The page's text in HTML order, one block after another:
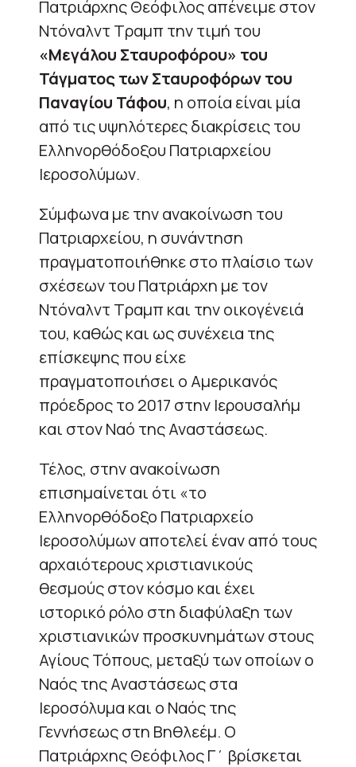
Πατριάρχης Θεόφιλος απένειμε στον
Ντόναλντ Τραμπ την τιμή του
«Μεγάλου Σταυροφόρου» του
Τάγματος των Σταυροφόρων του
Παναγίου Τάφου, η οποία είναι μία
από τις υψηλότερες διακρίσεις του
Ελληνορθόδοξου Πατριαρχείου
Ιεροσολύμων.
Σύμφωνα με την ανακοίνωση του
Πατριαρχείου, η συνάντηση
πραγματοποιήθηκε στο πλαίσιο των
σχέσεων του Πατριάρχη με τον
Ντόναλντ Τραμπ και την οικογένειά
του, καθώς και ως συνέχεια της
επίσκεψης που είχε
πραγματοποιήσει ο Αμερικανός
πρόεδρος το 2017 στην Ιερουσαλήμ
και στον Ναό της Αναστάσεως.
Τέλος, στην ανακοίνωση
επισημαίνεται ότι «το
Ελληνορθόδοξο Πατριαρχείο
Ιεροσολύμων αποτελεί έναν από τους
αρχαιότερους χριστιανικούς
θεσμούς στον κόσμο και έχει
ιστορικό ρόλο στη διαφύλαξη των
χριστιανικών προσκυνημάτων στους
Αγίους Τόπους, μεταξύ των οποίων ο
Ναός της Αναστάσεως στα
Ιεροσόλυμα και ο Ναός της
Γεννήσεως στη Βηθλεέμ. Ο
Πατριάρχης Θεόφιλος Γ΄ βρίσκεται